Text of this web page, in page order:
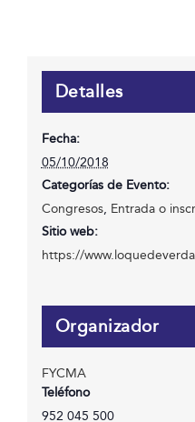
Detalles
Fecha:
05/10/2018
Categorías de Evento:
Congresos, Entrada o
Sitio web:
https://
Organizador
FYCMA
Teléfono
952 045 500